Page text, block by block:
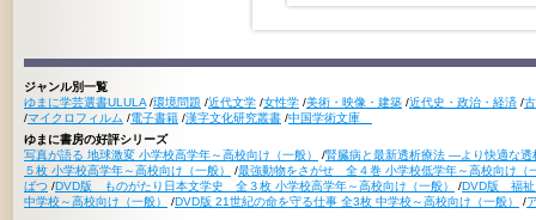
ジャンル別一覧
ゆまに学芸選書ULULA /環境問題 /近代文学 /女性学 /美術・映像・建築 /近代史・政治・経済 /
/マイクロフィルム /電子書籍 /漢字文化研究叢書 /中国学術文庫
ゆまに書房の好評シリーズ
写真が語る 地球激変 小学校高学年～高校向け（一般）
/腎臓病と最新透析療法 ―より快適な
５枚 小学校高学年～高校向け（一般）
/最強動物をさがせ 全４巻 小学校低学年～高校向け（
ばつ /DVD版 ものがたり日本文学史 全３枚 小学校高学年～高校向け（一般） /DVD版 福祉
中学校～高校向け（一般）
/DVD版 21世紀の命を守る仕事 全3枚 中学校～高校向け（一般） /